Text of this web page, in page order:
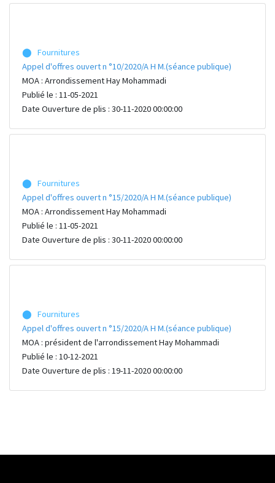
⬤ Fournitures
Appel d'offres ouvert n °10/2020/A H M.(séance publique)
MOA : Arrondissement Hay Mohammadi
Publié le : 11-05-2021
Date Ouverture de plis : 30-11-2020 00:00:00
⬤ Fournitures
Appel d'offres ouvert n °15/2020/A H M.(séance publique)
MOA : Arrondissement Hay Mohammadi
Publié le : 11-05-2021
Date Ouverture de plis : 30-11-2020 00:00:00
⬤ Fournitures
Appel d'offres ouvert n °15/2020/A H M.(séance publique)
MOA : président de l'arrondissement Hay Mohammadi
Publié le : 10-12-2021
Date Ouverture de plis : 19-11-2020 00:00:00